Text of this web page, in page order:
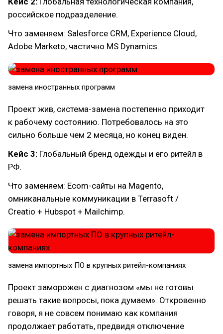
российское подразделение.
Что заменяем: Salesforce CRM, Experience Cloud,
Adobe Marketo, частично MS Dynamics.
замена иностранных программ
Проект жив, система-замена постепенно приходит
к рабочему состоянию. Потребовалось на это
сильно больше чем 2 месяца, но конец виден.
Кейс 3: Глобальный бренд одежды и его ритейл в
РФ.
Что заменяем: Ecom-сайты на Magento,
омниканальные коммуникации в Terrasoft /
Creatio + Hubspot + Mailchimp.
замена импортных ПО в крупных ритейл-компаниях
Проект заморожен с диагнозом «мы не готовы
решать такие вопросы, пока думаем». Откровенно
говоря, я не совсем понимаю как компания
продолжает работать, предвидя отключение